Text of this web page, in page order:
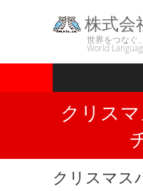
株式会
世界をつなぐ
World
クリス
クリスマス